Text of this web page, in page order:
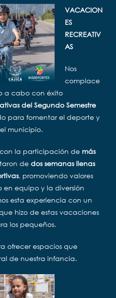
VACACION
ES
RECREATIV
AS
Nos
complace
a cabo con éxito
del Segundo Semestre
para fomentar el deporte y
municipio.
la participación de más
dedos semanas llenas
, promoviendo valores
equipo y la diversión
esta experiencia con un
hizo de estas vacaciones
los pequeños.
ofrecer espacios que
de nuestra infancia.